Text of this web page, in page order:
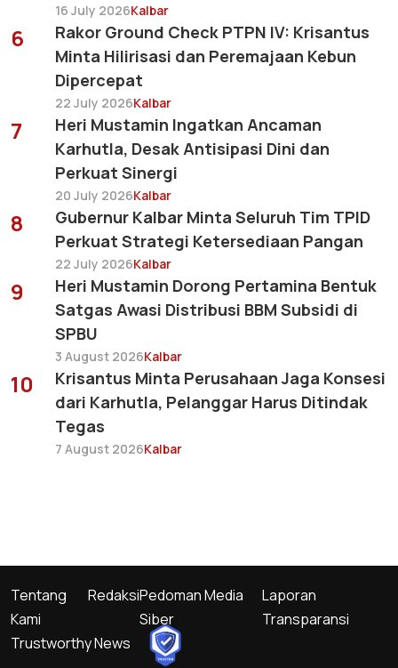
16 July 2026Kalbar
6
Rakor Ground Check PTPN IV: Krisantus
Minta Hilirisasi dan Peremajaan Kebun
Dipercepat
22 July 2026Kalbar
7
Heri Mustamin Ingatkan Ancaman
Karhutla, Desak Antisipasi Dini dan
Perkuat Sinergi
20 July 2026Kalbar
8
Gubernur Kalbar Minta Seluruh Tim TPID
Perkuat Strategi Ketersediaan Pangan
22 July 2026Kalbar
9
Heri Mustamin Dorong Pertamina Bentuk
Satgas Awasi Distribusi BBM Subsidi di
SPBU
3 August 2026Kalbar
10
Krisantus Minta Perusahaan Jaga Konsesi
dari Karhutla, Pelanggar Harus Ditindak
Tegas
7 August 2026Kalbar
Trustworthy News
Tentang
Kami
RedaksiPedoman Media
Siber
Laporan
Transparansi